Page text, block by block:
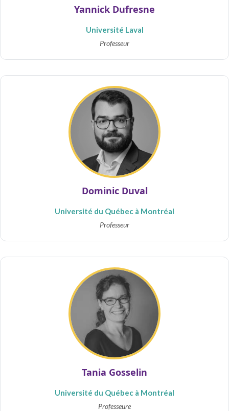
Yannick Dufresne
Université Laval
Professeur
Dominic Duval
Université du Québec à Montréal
Professeur
Tania Gosselin
Université du Québec à Montréal
Professeure